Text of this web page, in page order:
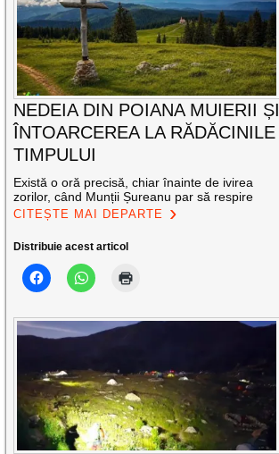
NEDEIA DIN POIANA MUIERII ȘI
ÎNTOARCEREA LA RĂDĂCINILE
TIMPULUI
Există o oră precisă, chiar înainte de ivirea
zorilor, când Munții Șureanu par să respire
CITEȘTE MAI DEPARTE
Distribuie acest articol